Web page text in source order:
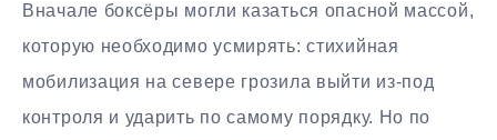
Вначале боксёры могли казаться опасной массой,
которую необходимо усмирять: стихийная
мобилизация на севере грозила выйти из-под
контроля и ударить по самому порядку. Но по